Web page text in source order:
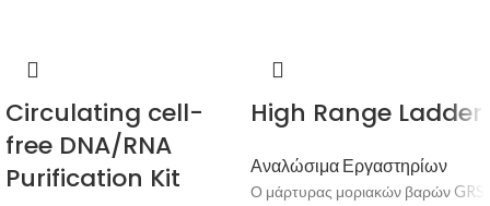
Circulating cell-
free DNA/RNA
Purification Kit
High Range Ladder
Αναλώσιμα Εργαστηρίων
Ο μάρτυρας μοριακών βαρών GRS